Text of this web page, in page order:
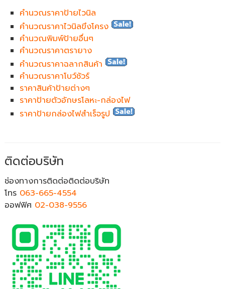
คำนวณราคาป้ายไวนิล
คำนวณราคาไวนิลขึงโครง
คำนวณพิมพ์ป้ายอื่นๆ
คำนวณราคาตรายาง
คำนวณราคาฉลากสินค้า
คำนวณราคาโบว์ชัวร์
ราคาสินค้าป้ายต่างๆ
ราคาป้ายตัวอักษรโลหะ-กล่องไฟ
ราคาป้ายกล่องไฟสำเร็จรูป
ติดต่อบริษัท
ช่องทางการติดต่อติดต่อบริษัท
โทร 063-665-4554
ออฟฟิศ 02-038-9556